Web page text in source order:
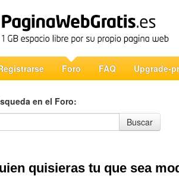
Foro FAQ Upgrade-
en el Foro:
en el Foro
Buscar
quisieras tu que sea